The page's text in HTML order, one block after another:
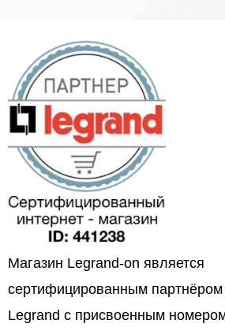
Магазин Legrand-on является
сертифицированным партнёром
Legrand с присвоенным